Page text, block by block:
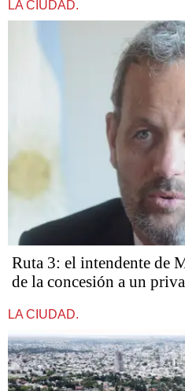
LA CIUDAD.
Ruta 3: el intendente de
de la concesión a un
LA CIUDAD.